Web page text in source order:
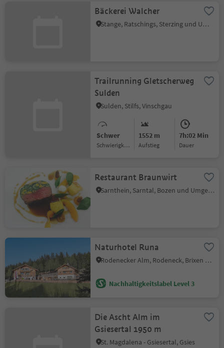
Bäckerei Walcher
Stange, Ratschings, Sterzing und Umgebung
Trailrunning Gletscherweg
Sulden
Sulden, Stilfs, Vinschgau
Schwer
Schwierigkeitsgrad
1552 m
Aufstieg
7h:02 Min
Dauer
Restaurant Braunwirt
Sarnthein, Sarntal, Bozen und Umgebung
Naturhotel Runa
Rodenecker Alm, Rodeneck, Brixen und Umgebung
Nachhaltigkeitslabel Level 3
Die Ascht Alm im
Gsiesertal 1950 m
St. Magdalena - Gsiesertal, Gsies